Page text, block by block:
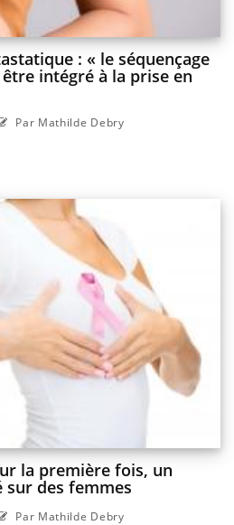
: « le séquençage
intégré à la prise en
Par Mathilde Debry
la première fois, un
sur des femmes
Par Mathilde Debry